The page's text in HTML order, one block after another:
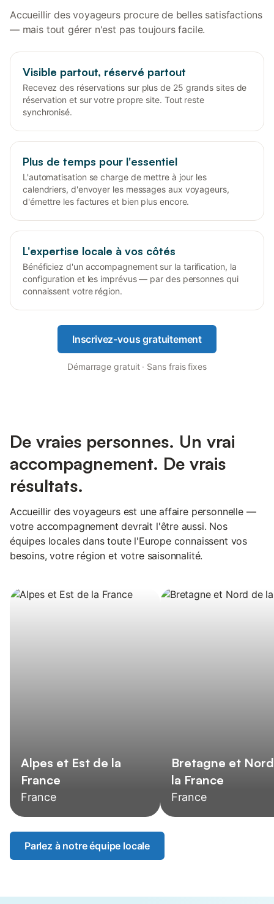
Accueillir des voyageurs procure de belles satisfactions
— mais tout gérer n'est pas toujours facile.
Visible partout, réservé partout
Recevez des réservations sur plus de 25 grands sites de
réservation et sur votre propre site. Tout reste
synchronisé.
Plus de temps pour l'essentiel
L'automatisation se charge de mettre à jour les
calendriers, d'envoyer les messages aux voyageurs,
d'émettre les factures et bien plus encore.
L'expertise locale à vos côtés
Bénéficiez d'un accompagnement sur la tarification, la
configuration et les imprévus — par des personnes qui
connaissent votre région.
Inscrivez-vous gratuitement
Démarrage gratuit · Sans frais fixes
De vraies personnes. Un vrai
accompagnement. De vrais
résultats.
Accueillir des voyageurs est une affaire personnelle —
votre accompagnement devrait l'être aussi. Nos
équipes locales dans toute l'Europe connaissent vos
besoins, votre région et votre saisonnalité.
Alpes et Est de la
France
France
Bretagne et
la France
France
Parlez à notre équipe locale